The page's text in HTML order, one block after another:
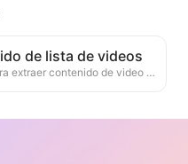
de lista de videos
Una herramienta eficiente para extraer contenido de video de páginas web, capaz de escanear rápidamente las páginas y organizar la información del video en una tabla Markdown estructurada.
de Listas